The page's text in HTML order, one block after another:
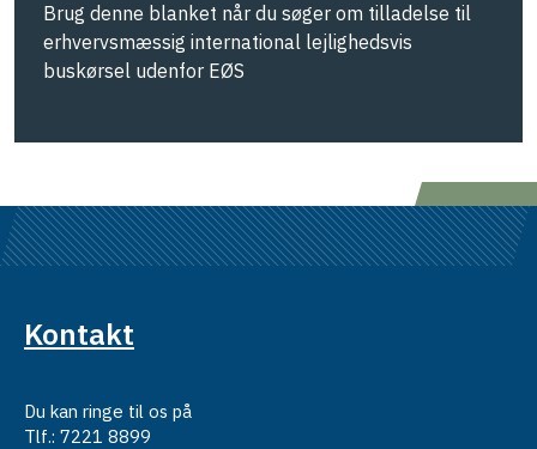
Brug denne blanket når du søger om tilladelse til
erhvervsmæssig international lejlighedsvis
buskørsel udenfor EØS
Kontakt
Du kan ringe til os på
Tlf.: 7221 8899